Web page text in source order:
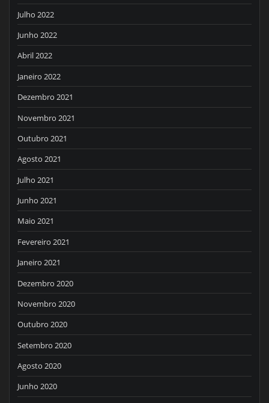
Julho 2022
Junho 2022
Abril 2022
Janeiro 2022
Dezembro 2021
Novembro 2021
Outubro 2021
Agosto 2021
Julho 2021
Junho 2021
Maio 2021
Fevereiro 2021
Janeiro 2021
Dezembro 2020
Novembro 2020
Outubro 2020
Setembro 2020
Agosto 2020
Junho 2020